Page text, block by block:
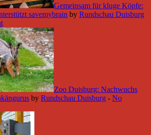
Gemeinsam für kluge Köpfe:
savemybrain by Rundschau Duisburg
Zoo Duisburg: Nachwuchs
by Rundschau Duisburg - No